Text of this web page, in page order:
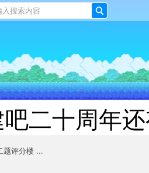
索
二十周年
题评分楼 ...